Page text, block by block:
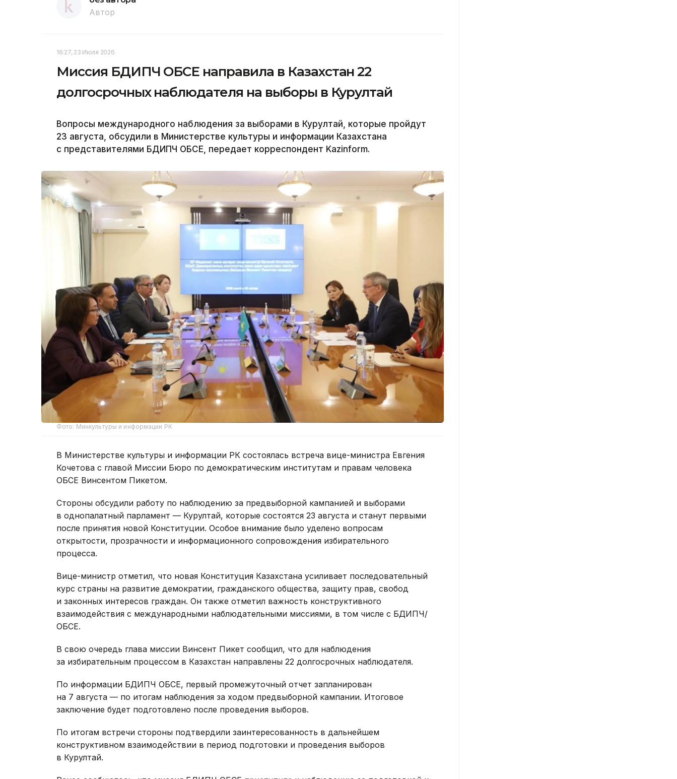
Автор
16:27, 23 Июля 2026
Миссия БДИПЧ ОБСЕ направила в Казахстан 22
долгосрочных наблюдателя на выборы в Курултай
Вопросы международного наблюдения за выборами в Курултай, которые пройдут
23 августа, обсудили в Министерстве культуры и информации Казахстана
с представителями БДИПЧ ОБСЕ, передает корреспондент Kazinform.
Фото: Минкультуры и информации РК
В Министерстве культуры и информации РК состоялась встреча вице-министра Евгения
Кочетова с главой Миссии Бюро по демократическим институтам и правам человека
ОБСЕ Винсентом Пикетом.
Стороны обсудили работу по наблюдению за предвыборной кампанией и выборами
в однопалатный парламент — Курултай, которые состоятся 23 августа и станут первыми
после принятия новой Конституции. Особое внимание было уделено вопросам
открытости, прозрачности и информационного сопровождения избирательного
процесса.
Вице-министр отметил, что новая Конституция Казахстана усиливает последовательный
курс страны на развитие демократии, гражданского общества, защиту прав, свобод
и законных интересов граждан. Он также отметил важность конструктивного
взаимодействия с международными наблюдательными миссиями, в том числе с БДИПЧ/
ОБСЕ.
В свою очередь глава миссии Винсент Пикет сообщил, что для наблюдения
за избирательным процессом в Казахстан направлены 22 долгосрочных наблюдателя.
По информации БДИПЧ ОБСЕ, первый промежуточный отчет запланирован
на 7 августа — по итогам наблюдения за ходом предвыборной кампании. Итоговое
заключение будет подготовлено после проведения выборов.
По итогам встречи стороны подтвердили заинтересованность в дальнейшем
конструктивном взаимодействии в период подготовки и проведения выборов
в Курултай.